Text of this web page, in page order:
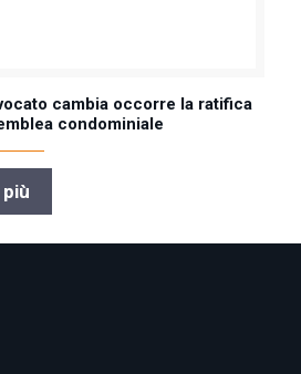
cambia occorre la ratifica
condominiale